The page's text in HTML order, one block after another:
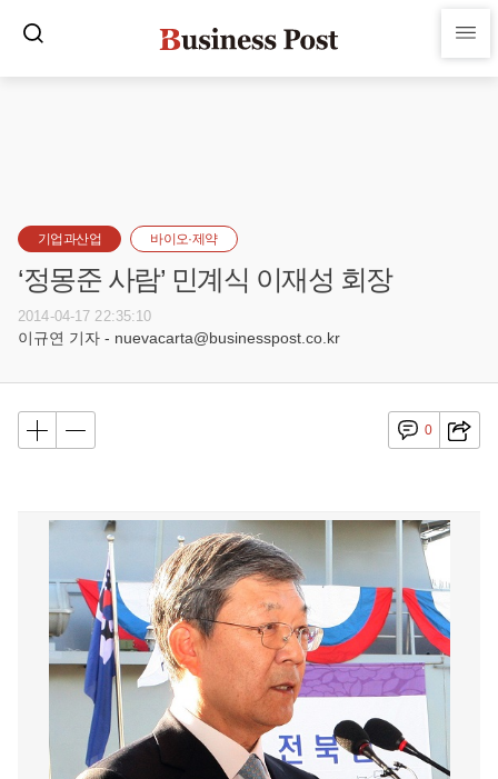
기업과산업 바이오·제약
‘정몽준 사람’ 민계식 이재성 회장
2014-04-17 22:35:10
이규연 기자 - nuevacarta@businesspost.co.kr
0